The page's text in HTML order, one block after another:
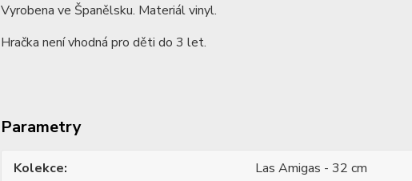
Vyrobena ve Španělsku. Materiál vinyl.
Hračka není vhodná pro děti do 3 let.
Parametry
Kolekce
Las Amigas - 32 cm